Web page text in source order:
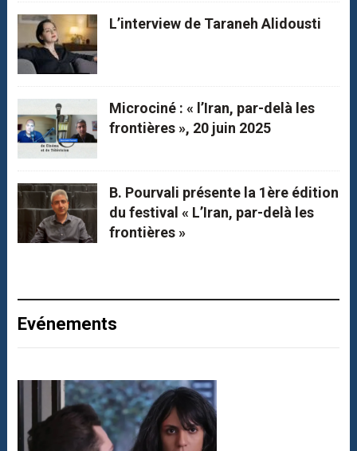
L’interview de Taraneh Alidousti
Microciné : « l’Iran, par-delà les
frontières », 20 juin 2025
B. Pourvali présente la 1ère édition
du festival « L’Iran, par-delà les
frontières »
Evénements